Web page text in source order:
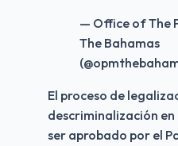
— Office of The
The Bahamas
El proceso de
descriminalización
ser aprobado por el